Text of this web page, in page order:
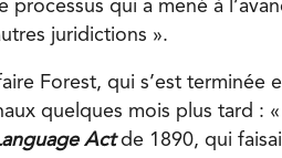
processus qui a mené à
juridictions ».
Forest, qui s’est terminée
quelques mois plus tard :
Actde 1890, qui